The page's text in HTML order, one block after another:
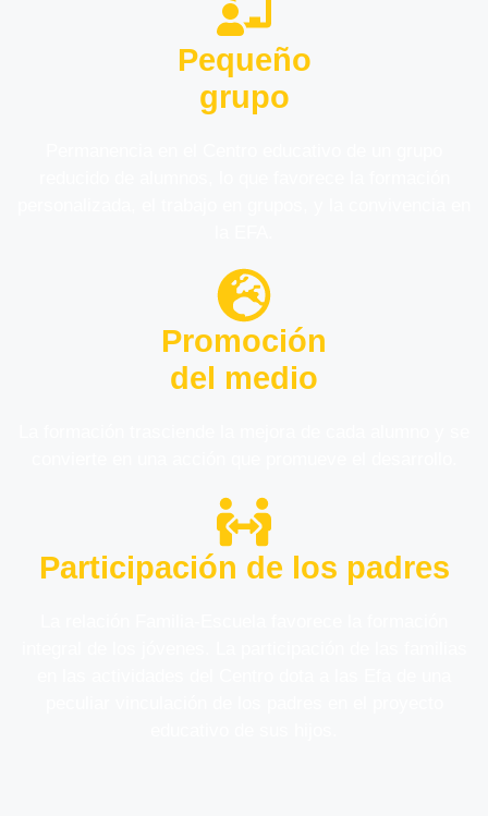
Pequeño
grupo
Promoción
del medio
Participación de los padres